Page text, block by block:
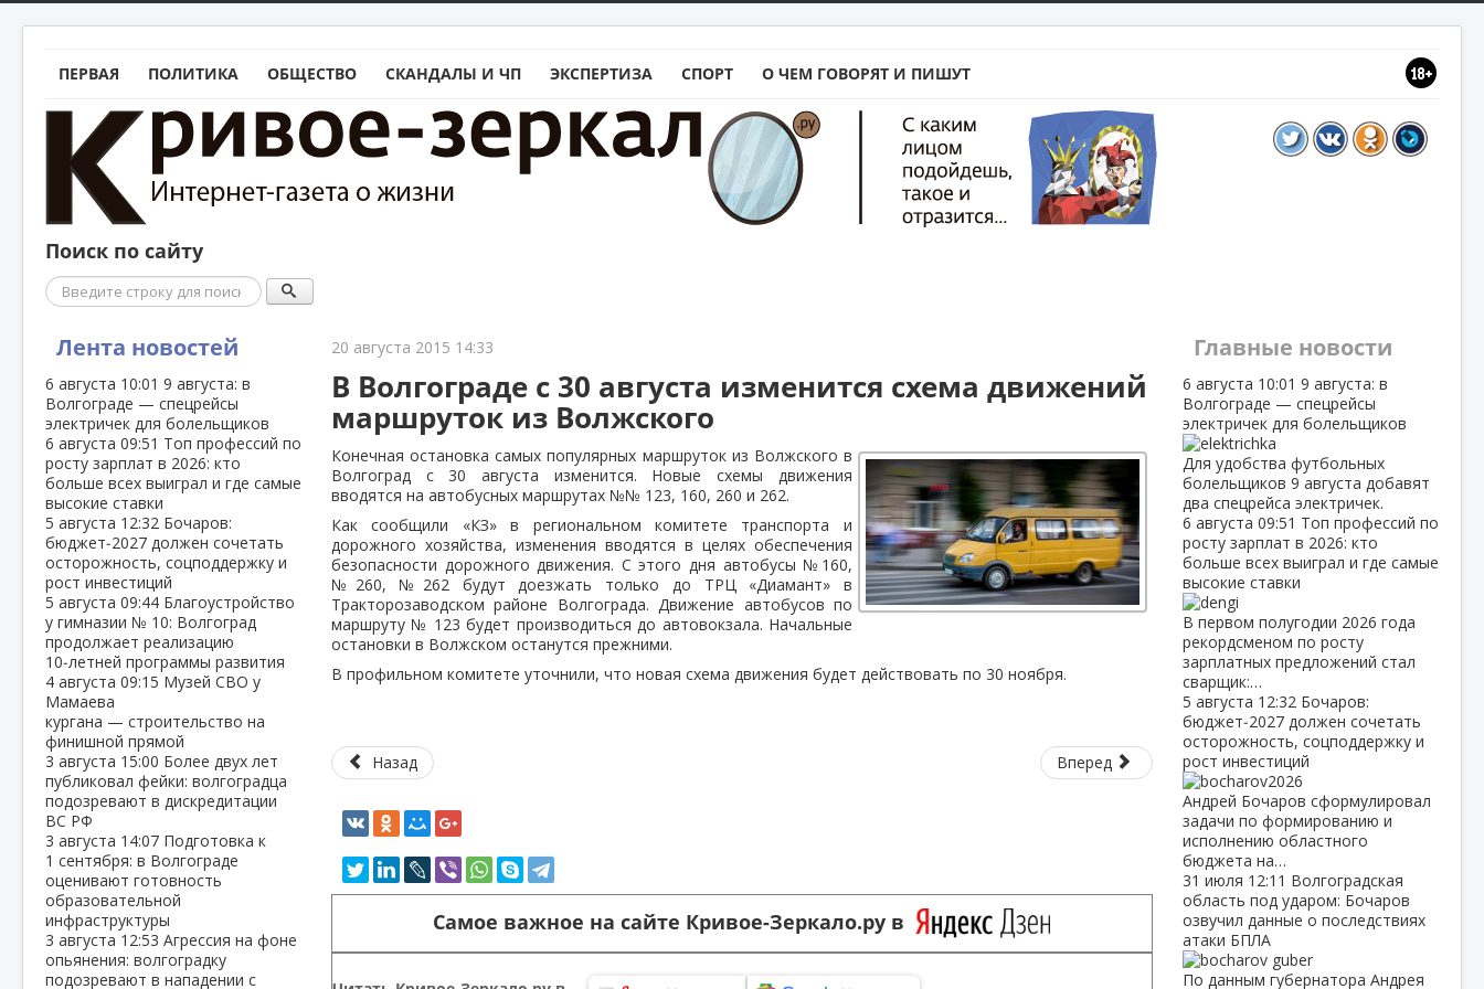
ПЕРВАЯ ПОЛИТИКА ОБЩЕСТВО СКАНДАЛЫ И ЧП ЭКСПЕРТИЗА СПОРТ О ЧЕМ ГОВОРЯТ И ПИШУТ
Поиск по сайту
Поиск
Лента новостей
6 августа 10:01 9 августа: в
Волгограде — спецрейсы
электричек для болельщиков
6 августа 09:51 Топ профессий по
росту зарплат в 2026: кто
больше всех выиграл и где самые
высокие ставки
5 августа 12:32 Бочаров:
бюджет‑2027 должен сочетать
осторожность, соцподдержку и
рост инвестиций
5 августа 09:44 Благоустройство
у гимназии № 10: Волгоград
продолжает реализацию
10‑летней программы развития
4 августа 09:15 Музей СВО у
Мамаева
кургана — строительство на
финишной прямой
3 августа 15:00 Более двух лет
публиковал фейки: волгоградца
подозревают в дискредитации
ВС РФ
3 августа 14:07 Подготовка к
1 сентября: в Волгограде
оценивают готовность
образовательной
инфраструктуры
3 августа 12:53 Агрессия на фоне
опьянения: волгоградку
подозревают в нападении с
20 августа 2015 14:33
В Волгограде с 30 августа изменится схема движений
маршруток из Волжского
Конечная остановка самых популярных маршруток из Волжского в
Волгоград с 30 августа изменится. Новые схемы движения
вводятся на автобусных маршрутах №№ 123, 160, 260 и 262.
Как сообщили «КЗ» в региональном комитете транспорта и
дорожного хозяйства, изменения вводятся в целях обеспечения
безопасности дорожного движения. С этого дня автобусы №160,
№260, №262 будут доезжать только до ТРЦ «Диамант» в
Тракторозаводском районе Волгограда. Движение автобусов по
маршруту № 123 будет производиться до автовокзала. Начальные
остановки в Волжском останутся прежними.
В профильном комитете уточнили, что новая схема движения будет действовать по 30 ноября.
Назад Вперед
Самое важное на сайте Кривое-Зеркало.ру в
Главные новости
6 августа 10:01 9 августа: в
Волгограде — спецрейсы
электричек для болельщиков
Для удобства футбольных
болельщиков 9 августа добавят
два спецрейса электричек.
6 августа 09:51 Топ профессий по
росту зарплат в 2026: кто
больше всех выиграл и где самые
высокие ставки
В первом полугодии 2026 года
рекордсменом по росту
зарплатных предложений стал
сварщик:…
5 августа 12:32 Бочаров:
бюджет‑2027 должен сочетать
осторожность, соцподдержку и
рост инвестиций
Андрей Бочаров сформулировал
задачи по формированию и
исполнению областного
бюджета на…
31 июля 12:11 Волгоградская
область под ударом: Бочаров
озвучил данные о последствиях
атаки БПЛА
По данным губернатора Андрея